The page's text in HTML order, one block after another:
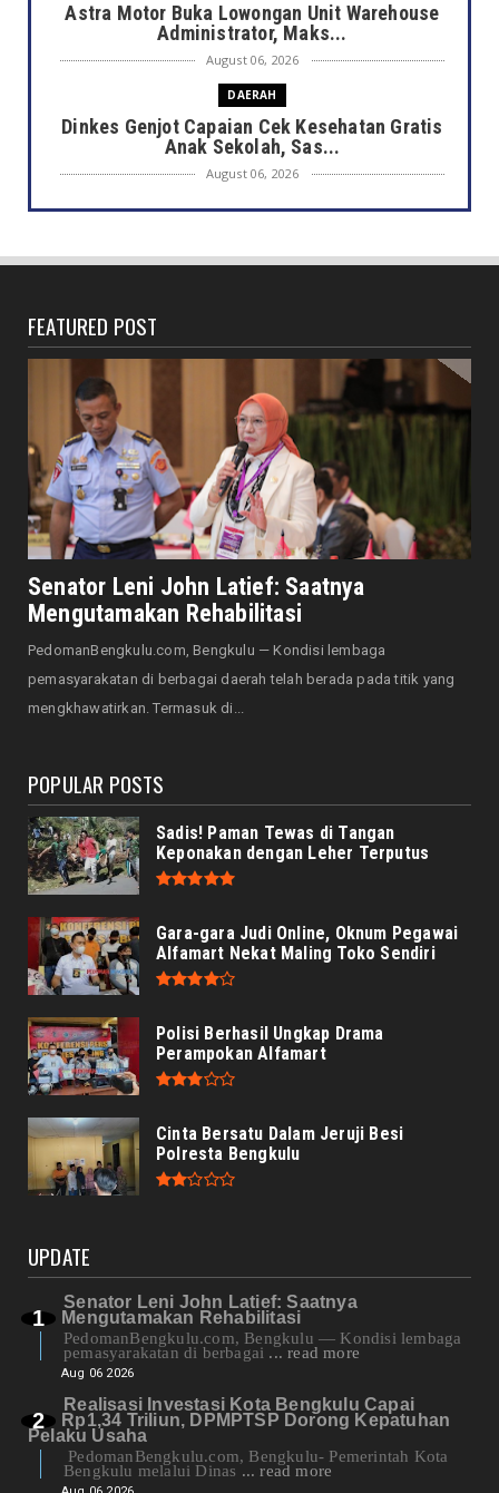
Astra Motor Buka Lowongan Unit Warehouse
Administrator, Maks...
August 06, 2026
DAERAH
Dinkes Genjot Capaian Cek Kesehatan Gratis
Anak Sekolah, Sas...
August 06, 2026
DAERAH
Dedy Tinjau Cek Keseh...
Lebih Pasti dengan Kampas Rem Asli Honda,
Pengereman Maksima...
August 06, 2026
HOTEL MERCURE
Mercure Bengkulu Hadirkan Staycation
Ramah Keluarga, Tamu Da...
August 05, 2026
EKONOMI
Hotel Santika Bengkulu Hadirkan Promo HUT
ke-81 RI, Kamar Mu...
NASIONAL
Menjadi Tuan Rumah Sidang Tahunan MPR RI
dan Sidang Bersama...
FEATURED POST
Senator Leni John Latief: Saatnya
Mengutamakan Rehabilitasi
PedomanBengkulu.com, Bengkulu — Kondisi lembaga
pemasyarakatan di berbagai daerah telah berada pada titik yang
mengkhawatirkan. Termasuk di...
POPULAR POSTS
Sadis! Paman Tewas di Tangan
Keponakan dengan Leher Terputus
Gara-gara Judi Online, Oknum Pegawai
Alfamart Nekat Maling Toko Sendiri
Polisi Berhasil Ungkap Drama
Perampokan Alfamart
Cinta Bersatu Dalam Jeruji Besi
Polresta Bengkulu
UPDATE
Senator Leni John Latief: Saatnya
Mengutamakan Rehabilitasi
PedomanBengkulu.com, Bengkulu — Kondisi lembaga
pemasyarakatan di berbagai ... read more
Aug 06 2026
Realisasi Investasi Kota Bengkulu Capai
Rp1,34 Triliun, DPMPTSP Dorong Kepatuhan
Pelaku Usaha
PedomanBengkulu.com, Bengkulu- Pemerintah Kota
Bengkulu melalui Dinas ... read more